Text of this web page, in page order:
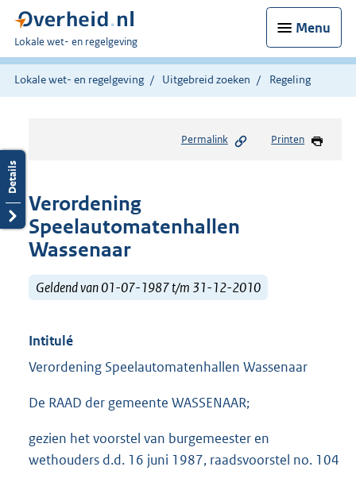
Menu
U
bent
hier:
Lokale wet- en regelgeving
Lokale wet- en regelgeving Uitgebreid zoeken Regeling
Permalink Printen
Verordening
Speelautomatenhallen
Wassenaar
Geldend van 01-07-1987 t/m 31-12-2010
Intitulé
Verordening Speelautomatenhallen Wassenaar
De RAAD der gemeente WASSENAAR;
gezien het voorstel van burgemeester en
wethouders d.d. 16 juni 1987, raadsvoorstel no. 104